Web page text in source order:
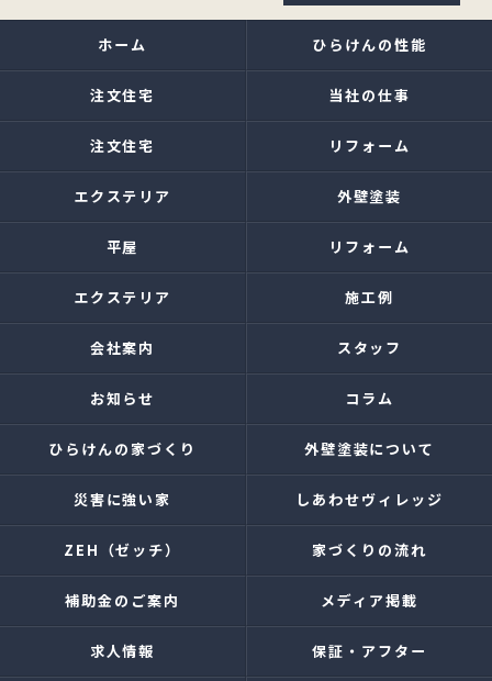
ホーム ひらけんの性能
注文住宅 当社の仕事
注文住宅 リフォーム
エクステリア 外壁塗装
平屋 リフォーム
エクステリア 施工例
会社案内 スタッフ
お知らせ コラム
ひらけんの家づくり 外壁塗装について
災害に強い家 しあわせヴィレッジ
ZEH（ゼッチ） 家づくりの流れ
補助金のご案内 メディア掲載
求人情報 保証・アフター